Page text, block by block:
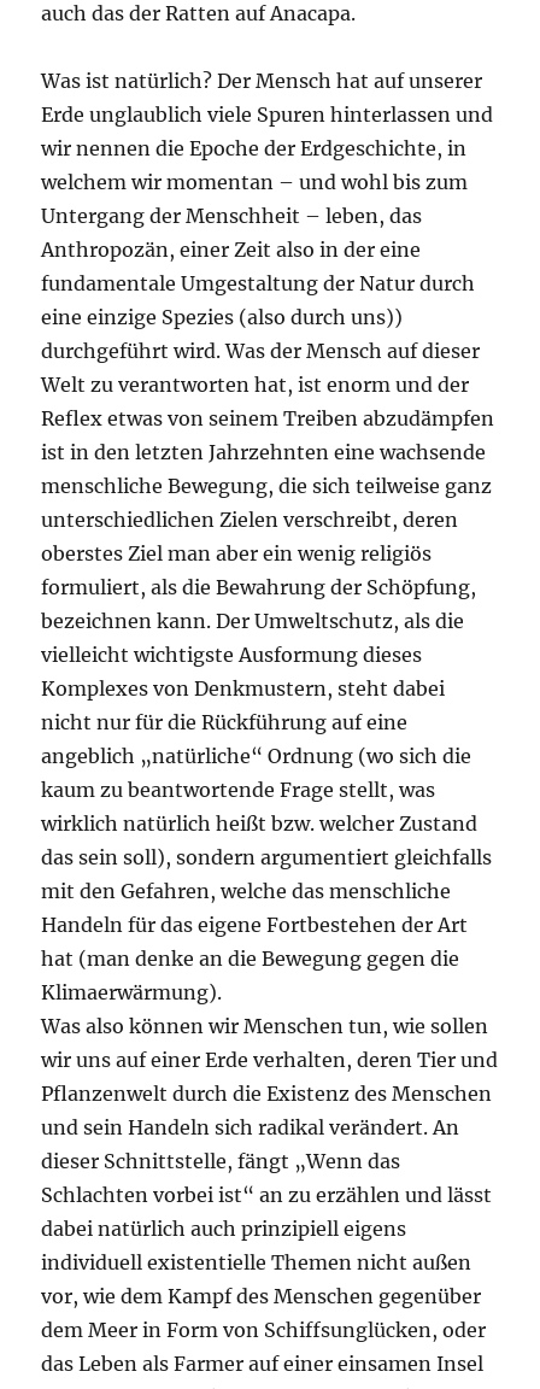
auch das der Ratten auf Anacapa.
Was ist natürlich? Der Mensch hat auf unserer
Erde unglaublich viele Spuren hinterlassen und
wir nennen die Epoche der Erdgeschichte, in
welchem wir momentan – und wohl bis zum
Untergang der Menschheit – leben, das
Anthropozän, einer Zeit also in der eine
fundamentale Umgestaltung der Natur durch
eine einzige Spezies (also durch uns))
durchgeführt wird. Was der Mensch auf dieser
Welt zu verantworten hat, ist enorm und der
Reflex etwas von seinem Treiben abzudämpfen
ist in den letzten Jahrzehnten eine wachsende
menschliche Bewegung, die sich teilweise ganz
unterschiedlichen Zielen verschreibt, deren
oberstes Ziel man aber ein wenig religiös
formuliert, als die Bewahrung der Schöpfung,
bezeichnen kann. Der Umweltschutz, als die
vielleicht wichtigste Ausformung dieses
Komplexes von Denkmustern, steht dabei
nicht nur für die Rückführung auf eine
angeblich „natürliche“ Ordnung (wo sich die
kaum zu beantwortende Frage stellt, was
wirklich natürlich heißt bzw. welcher Zustand
das sein soll), sondern argumentiert gleichfalls
mit den Gefahren, welche das menschliche
Handeln für das eigene Fortbestehen der Art
hat (man denke an die Bewegung gegen die
Klimaerwärmung).
Was also können wir Menschen tun, wie sollen
wir uns auf einer Erde verhalten, deren Tier und
Pflanzenwelt durch die Existenz des Menschen
und sein Handeln sich radikal verändert. An
dieser Schnittstelle, fängt „Wenn das
Schlachten vorbei ist“ an zu erzählen und lässt
dabei natürlich auch prinzipiell eigens
individuell existentielle Themen nicht außen
vor, wie dem Kampf des Menschen gegenüber
dem Meer in Form von Schiffsunglücken, oder
das Leben als Farmer auf einer einsamen Insel